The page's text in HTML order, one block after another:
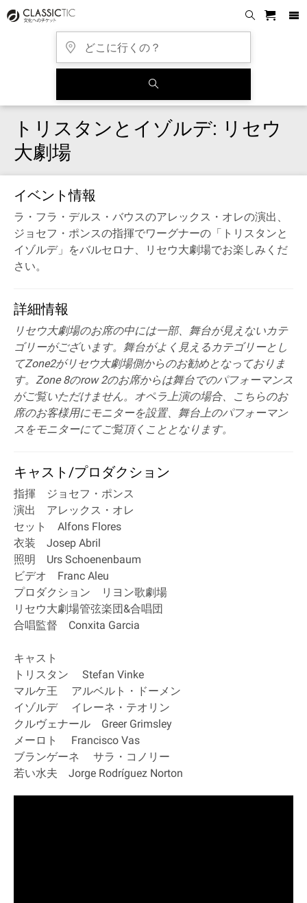
トリスタンとイゾルデ: リセウ
大劇場
イベント情報
ラ・フラ・デルス・バウスのアレックス・オレの演出、
ジョセフ・ポンスの指揮でワーグナーの「トリスタンと
イゾルデ」をバルセロナ、リセウ大劇場でお楽しみくだ
さい。
詳細情報
リセウ大劇場のお席の中には一部、舞台が見えないカテ
ゴリーがございます。舞台がよく見えるカテゴリーとし
てZone2がリセウ大劇場側からのお勧めとなっておりま
す。Zone 8のrow 2のお席からは舞台でのパフォーマンス
がご覧いただけません。オペラ上演の場合、こちらのお
席のお客様用にモニターを設置、舞台上のパフォーマン
スをモニターにてご覧頂くこととなります。
キャスト/プロダクション
指揮 ジョセフ・ポンス
演出 アレックス・オレ
セット Alfons Flores
衣装 Josep Abril
照明 Urs Schoenenbaum
ビデオ Franc Aleu
プロダクション リヨン歌劇場
リセウ大劇場管弦楽団&合唱団
合唱監督 Conxita Garcia
キャスト
トリスタン Stefan Vinke
マルケ王 アルベルト・ドーメン
イゾルデ イレーネ・テオリン
クルヴェナール Greer Grimsley
メーロト Francisco Vas
ブランゲーネ サラ・コノリー
若い水夫 Jorge Rodríguez Norton